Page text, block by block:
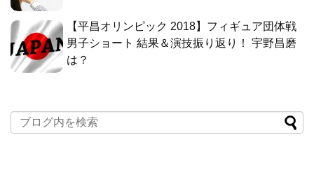
【平昌オリンピック 2018】フィギュア団体戦
男子ショート 結果＆演技振り返り！ 宇野昌磨
は？